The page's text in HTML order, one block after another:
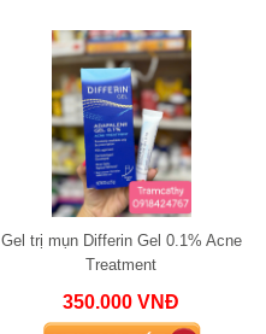
Gel trị mụn Differin Gel 0.1% Acne
Treatment
350.000 VNĐ